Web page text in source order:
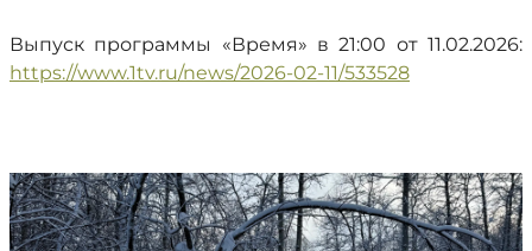
Выпуск программы «Время» в 21:00 от 11.02.2026:
https://www.1tv.ru/news/2026-02-11/533528